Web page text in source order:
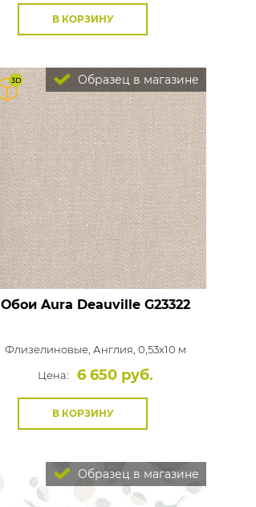
В КОРЗИНУ
Образец в магазине
Обои Aura Deauville G23322
Флизелиновые, Англия, 0,53x10 м
Цена:
6 650 руб.
В КОРЗИНУ
Образец в магазине